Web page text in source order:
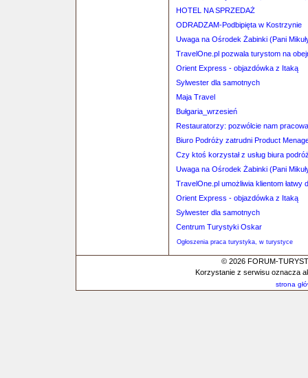
HOTEL NA SPRZEDAŻ
ODRADZAM-Podbipięta w Kostrzynie
Uwaga na Ośrodek Żabinki (Pani
TravelOne.pl pozwala turystom na
Orient Express - objazdówka z Itaką
Sylwester dla samotnych
Maja Travel
Bułgaria_wrzesień
Restauratorzy: pozwólcie nam
Biuro Podróży zatrudni Product
Czy ktoś korzystał z usług biura
Uwaga na Ośrodek Żabinki (Pani
TravelOne.pl umożliwia klientom łatwy
Orient Express - objazdówka z Itaką
Sylwester dla samotnych
Centrum Turystyki Oskar
Ogłoszenia praca turystyka, w turystyce
© 2026 FORUM-
Korzystanie z serwisu oznacza
strona